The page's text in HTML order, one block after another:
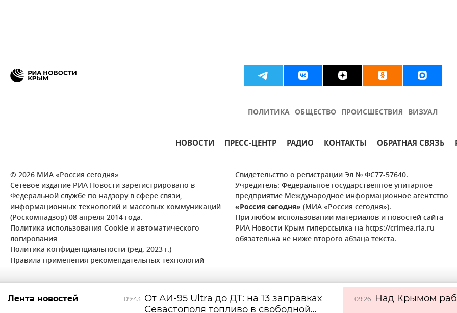
ПОЛИТИКА ОБЩЕСТВО ПРОИСШЕСТВИЯ ВИЗУАЛ
НОВОСТИ ПРЕСС-ЦЕНТР РАДИО КОНТАКТЫ ОБРАТНАЯ СВЯЗЬ
© 2026 МИА «Россия сегодня»
Сетевое издание РИА Новости зарегистрировано в
Федеральной службе по надзору в сфере связи,
информационных технологий и массовых коммуникаций
(Роскомнадзор) 08 апреля 2014 года.
Политика использования Cookie и автоматического
логирования
Политика конфиденциальности (ред. 2023 г.)
Правила применения рекомендательных технологий
Свидетельство о регистрации Эл № ФС77-57640.
Учредитель: Федеральное государственное унитарное
предприятие Международное информационное агентство
«Россия сегодня» (МИА «Россия сегодня»).
При любом использовании материалов и новостей сайта
РИА Новости Крым гиперссылка на https://crimea.ria.ru
обязательна не ниже второго абзаца текста.
09:43 От АИ-95 Ultra до ДТ: на 13 заправках
Севастополя топливо в свободной
09:26 Над Крымом
Лента новостей